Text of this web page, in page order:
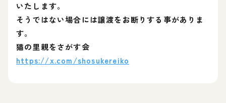
いたします。
そうではない場合には譲渡をお断りする事がありま
す。
猫の里親をさがす会
https://x.com/shosukereiko